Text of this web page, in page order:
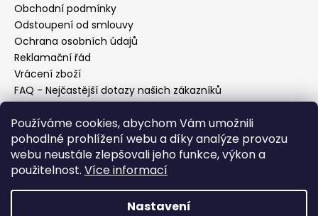
Používáme cookies, abychom Vám umožnili
pohodlné prohlížení webu a díky analýze provozu
webu neustále zlepšovali jeho funkce, výkon a
použitelnost. Více informací
Nastavení
Obchodní podmínky
Odstoupení od smlouvy
Ochrana osobních údajů
Reklamační řád
Vrácení zboží
FAQ - Nejčastější dotazy našich zákazníků
Mapa braiderek
Kurz zapletání vlasů
Blog
O nás
Kontakt